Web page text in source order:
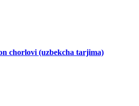
chorlovi (uzbekcha tarjima)